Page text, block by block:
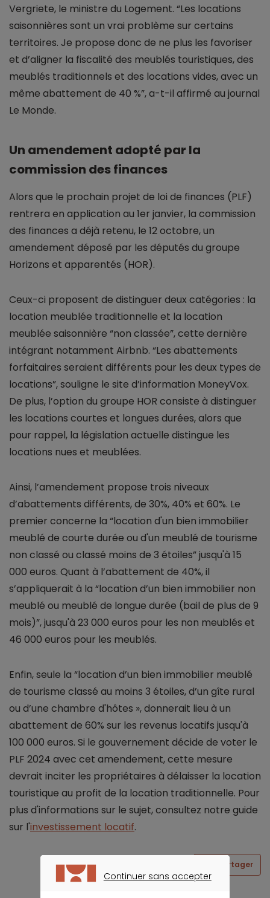
Vergriete, le ministre du Logement. “Les locations
saisonnières sont un vrai problème sur certains
territoires. Je propose donc de ne plus les favoriser
et d’aligner la fiscalité des meublés touristiques, des
meublés traditionnels et des locations vides, avec un
même abattement de 40 %”, a-t-il affirmé au journal
Le Monde.
Un amendement adopté par la
commission des finances
Alors que le prochain projet de loi de finances (PLF)
rentrera en application au 1er janvier, la commission
des finances a déjà retenu, le 12 octobre, un
amendement déposé par les députés du groupe
Horizons et apparentés (HOR).
Ceux-ci proposent de distinguer deux catégories : la
location meublée traditionnelle et la location
meublée saisonnière “non classée”, cette dernière
intégrant notamment Airbnb. “Les abattements
forfaitaires seraient différents pour les deux types de
locations”, souligne le site d’information MoneyVox.
De plus, l’option du groupe HOR consiste à distinguer
les locations courtes et longues durées, alors que
pour rappel, la législation actuelle distingue les
locations nues et meublées.
Ainsi, l’amendement propose trois niveaux
d’abattements différents, de 30%, 40% et 60%. Le
premier concerne la “location d'un bien immobilier
meublé de courte durée ou d'un meublé de tourisme
non classé ou classé moins de 3 étoiles” jusqu'à 15
000 euros. Quant à l’abattement de 40%, il
s’appliquerait à la “location d’un bien immobilier non
meublé ou meublé de longue durée (bail de plus de 9
mois)”, jusqu'à 23 000 euros pour les non meublés et
46 000 euros pour les meublés.
Enfin, seule la “location d’un bien immobilier meublé
de tourisme classé au moins 3 étoiles, d’un gîte rural
ou d’une chambre d'hôtes », donnerait lieu à un
abattement de 60% sur les revenus locatifs jusqu'à
100 000 euros. Si le gouvernement décide de voter le
PLF 2024 avec cet amendement, cette mesure
devrait inciter les propriétaires à délaisser la location
touristique au profit de la location traditionnelle. Pour
plus d'informations sur le sujet, consultez notre guide
sur l'investissement locatif.
Partager
Continuer sans accepter